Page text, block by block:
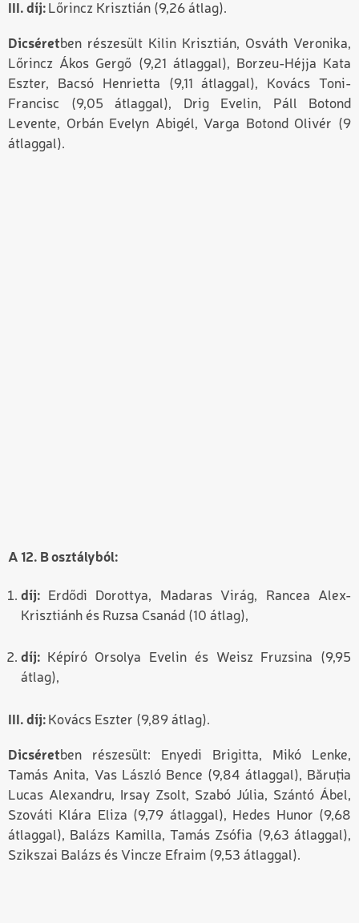
III. díj: Lőrincz Krisztián (9,26 átlag).
Dicséretben részesült Kilin Krisztián, Osváth Veronika,
Lőrincz Ákos Gergő (9,21 átlaggal), Borzeu-Héjja Kata
Eszter, Bacsó Henrietta (9,11 átlaggal), Kovács Toni-
Francisc (9,05 átlaggal), Drig Evelin, Páll Botond
Levente, Orbán Evelyn Abigél, Varga Botond Olivér (9
átlaggal).
A 12. B osztályból:
díj:
Erdődi Dorottya, Madaras Virág, Rancea Alex-
Krisztiánh és Ruzsa Csanád (10 átlag),
díj:
Képíró Orsolya Evelin és Weisz Fruzsina (9,95
átlag),
III. díj: Kovács Eszter (9,89 átlag).
Dicséretben részesült: Enyedi Brigitta, Mikó Lenke,
Tamás Anita, Vas László Bence (9,84 átlaggal), Băruția
Lucas Alexandru, Irsay Zsolt, Szabó Júlia, Szántó Ábel,
Szováti Klára Eliza (9,79 átlaggal), Hedes Hunor (9,68
átlaggal), Balázs Kamilla, Tamás Zsófia (9,63 átlaggal),
Szikszai Balázs és Vincze Efraim (9,53 átlaggal).